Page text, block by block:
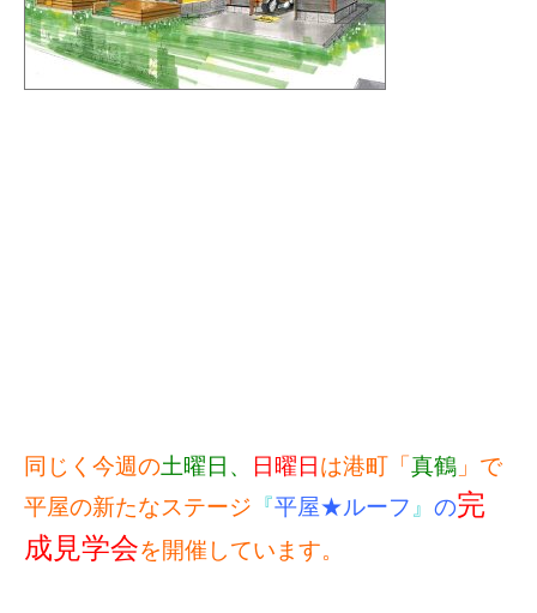
同じく今週の土曜日、 日曜日 は港町「 真鶴 」で
平屋の新たなステージ 『平屋★ルーフ 』 の完
成見学会を開催しています。